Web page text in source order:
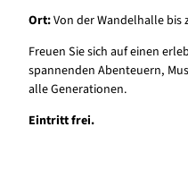
Ort:Von der Wandelhalle bis
Freuen Sie sich auf einen
spannenden Abenteuern,
alle Generationen.
Eintritt frei.